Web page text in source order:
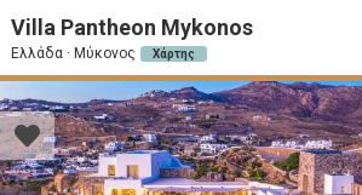
Villa Pantheon Mykonos
Ελλάδα · Μύκονος Χάρτης